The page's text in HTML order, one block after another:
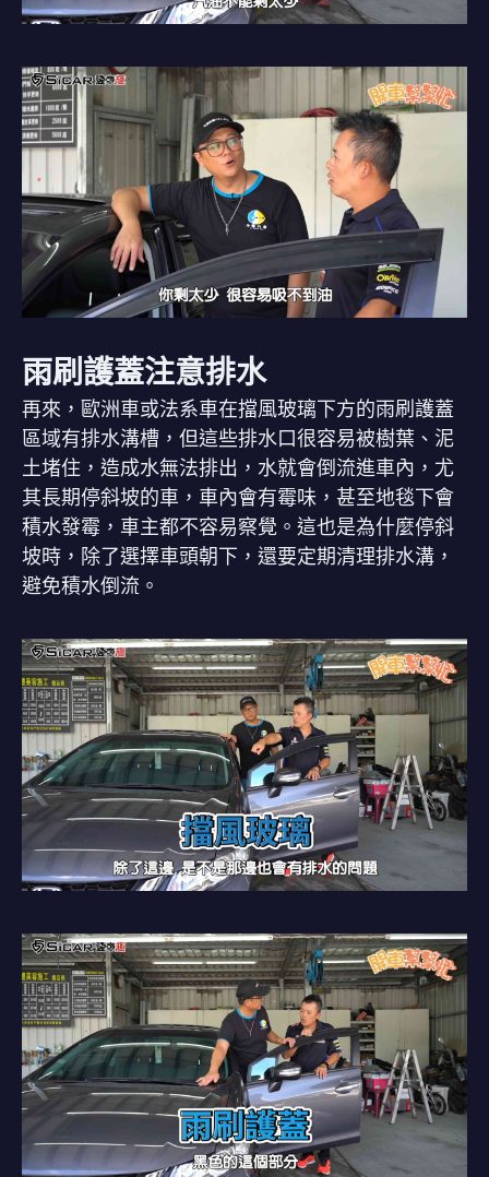
雨刷護蓋注意排水
再來，歐洲車或法系車在擋風玻璃下方的雨刷護蓋
區域有排水溝槽，但這些排水口很容易被樹葉、泥
土堵住，造成水無法排出，水就會倒流進車內，尤
其長期停斜坡的車，車內會有霉味，甚至地毯下會
積水發霉，車主都不容易察覺。這也是為什麼停斜
坡時，除了選擇車頭朝下，還要定期清理排水溝，
避免積水倒流。